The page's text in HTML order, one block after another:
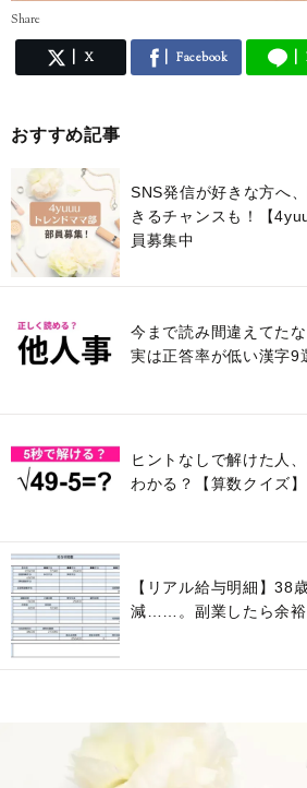
Share
X Facebook
おすすめ記事
SNS発信が好きな方へ
きるチャンスも！【
員募集中
今まで読み間違えてた
実は正答率が低い漢字9
ヒントなしで解けた人
わかる？【算数クイズ】
【リアル給与明細】38
減……。副業したら余裕